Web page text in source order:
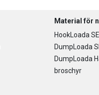
Material för
HookLoada
DumpLoada
DumpLoada
broschyr